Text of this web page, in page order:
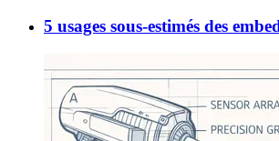
5 usages sous-estimés des